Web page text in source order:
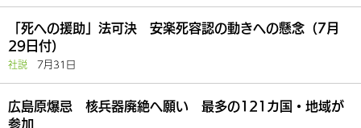
「死への援助」法可決 安楽死容認の動きへの懸念（7月
29日付）
社説 7月31日
広島原爆忌 核兵器廃絶へ願い 最多の121カ国・地域が
参加